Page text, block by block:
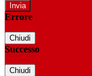
Errore
Chiudi
Successo
Chiudi